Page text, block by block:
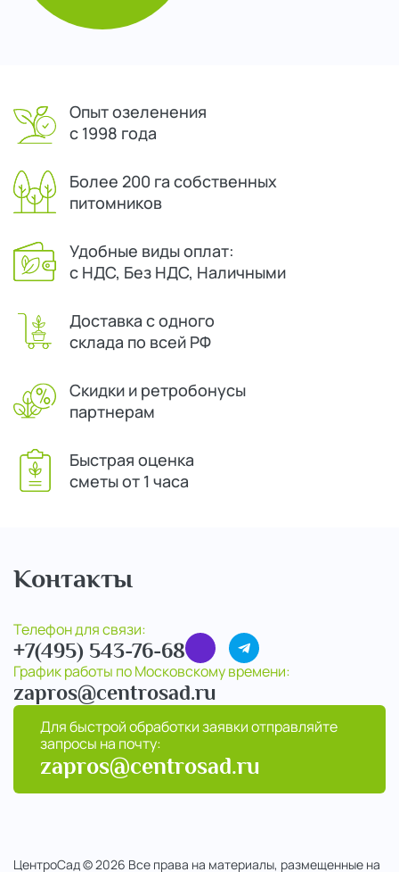
Опыт озеленения
с 1998 года
Более 200 га собственных
питомников
Удобные виды оплат:
с НДС, Без НДС, Наличными
Доставка с одного
склада по всей РФ
Скидки и ретробонусы
партнерам
Быстрая оценка
сметы от 1 часа
Контакты
Телефон для связи:
+7(495) 543-76-68
График работы по Московскому времени:
zapros@centrosad.ru
Для быстрой обработки заявки отправляйте
запросы на почту:
zapros@centrosad.ru
ЦентроСад © 2026 Все права на материалы, размещенные на